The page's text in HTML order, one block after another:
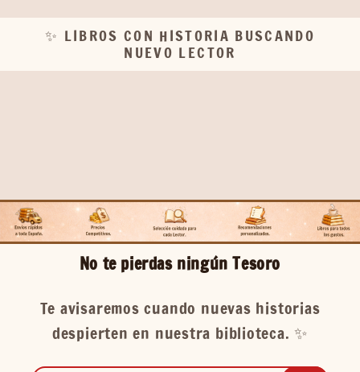
✨ LIBROS CON HISTORIA BUSCANDO
NUEVO LECTOR
No te pierdas ningún Tesoro
Te avisaremos cuando nuevas historias
despierten en nuestra biblioteca. ✨️